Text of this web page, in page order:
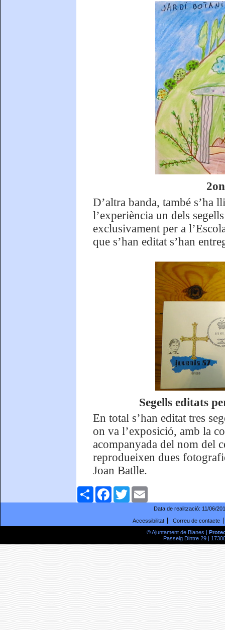
D’altra banda, també s’ha
l’experiència un dels
exclusivament per a
que s’han editat s’han
Segells editats
En total s’han editat tres
on va l’exposició, amb la
acompanyada del nom del
reprodueixen dues
Joan Batlle.
ComparteixFacebookTwitter
Data de realització: 11/06/
Accessibilitat
Correu de contacte
© Ajuntament de Blanes |
Passeig Dintre 29 |